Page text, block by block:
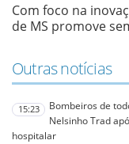
Com foco na
de MS promove
Outras notícias
15:23
Bombeiros de
Nelsinho Trad
hospitalar